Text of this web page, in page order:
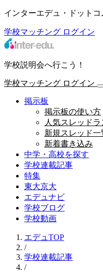
インターエデュ・ドット
学校マッチング ログイン
学校説明会へ行こう！
学校マッチング ログイン
掲示板
掲示板の使い方
人気スレッド
新規スレッド一
新着書き込み
中学・高校を探す
学校連載記事
特集
東大京大
エデュナビ
学校ブログ
学校動画
エデュTOP
/
学校連載記事
/